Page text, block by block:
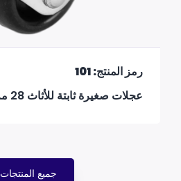
رمز المنتج: 101
عجلات صغيرة ثابتة للأثاث 28 مم
جميع المنتجات